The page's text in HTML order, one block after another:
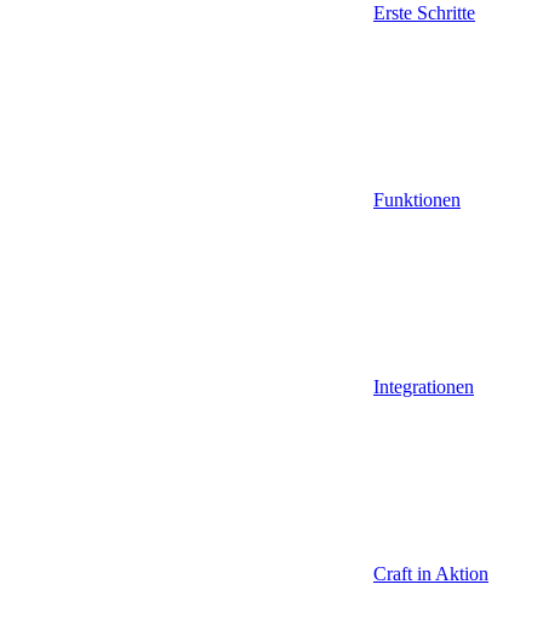
Erste Schritte
Funktionen
Integrationen
Craft in Aktion